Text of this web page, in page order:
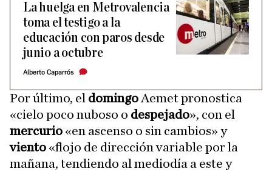
La huelga en Metrovalencia
toma el testigo a la
educación con paros desde
junio a octubre
Alberto Caparrós
Por último, el domingo Aemet pronostica
«cielo poco nuboso o despejado», con el
mercurio «en ascenso o sin cambios» y
viento «flojo de dirección variable por la
mañana, tendiendo al mediodía a este y